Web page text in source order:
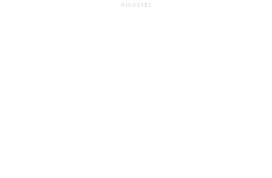
HIRDETÉS